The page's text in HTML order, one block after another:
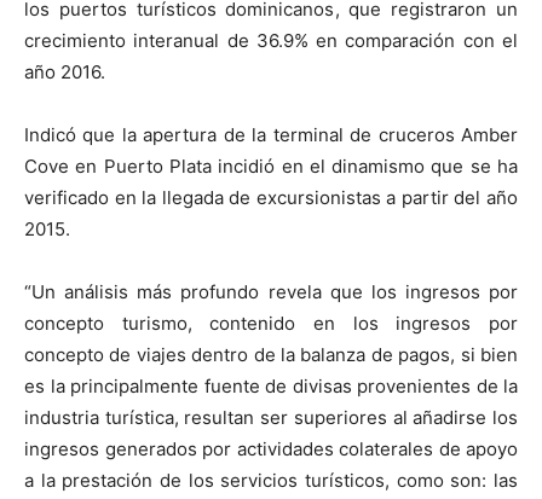
los puertos turísticos dominicanos, que registraron un
crecimiento interanual de 36.9% en comparación con el
año 2016.
Indicó que la apertura de la terminal de cruceros Amber
Cove en Puerto Plata incidió en el dinamismo que se ha
verificado en la llegada de excursionistas a partir del año
2015.
“Un análisis más profundo revela que los ingresos por
concepto turismo, contenido en los ingresos por
concepto de viajes dentro de la balanza de pagos, si bien
es la principalmente fuente de divisas provenientes de la
industria turística, resultan ser superiores al añadirse los
ingresos generados por actividades colaterales de apoyo
a la prestación de los servicios turísticos, como son: las